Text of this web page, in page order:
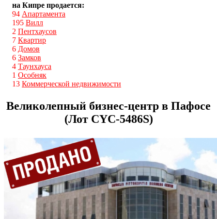
на Кипре продается:
94 Апартамента
195 Вилл
2 Пентхаусов
7 Квартир
6 Домов
6 Замков
4 Таунхауса
1 Особняк
13 Коммерческой недвижимости
Великолепный бизнес-центр в Пафосе
(Лот CYС-5486S)